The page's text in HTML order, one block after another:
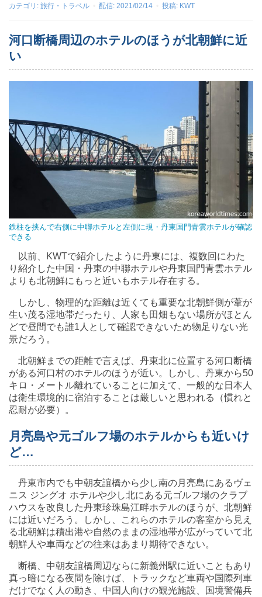
カテゴリ: 旅行・トラベル 配信: 2021/02/14 投稿: KWT
河口断橋周辺のホテルのほうが北朝鮮に近
い
鉄柱を挟んで右側に中聯ホテルと左側に現・丹東国門青雲ホテルが確認
できる
以前、KWTで紹介したように丹東には、複数回にわた
り紹介した中国・丹東の中聯ホテルや丹東国門青雲ホテル
よりも北朝鮮にもっと近いもホテル存在する。
しかし、物理的な距離は近くても重要な北朝鮮側が葦が
生い茂る湿地帯だったり、人家も田畑もない場所がほとん
どで昼間でも誰1人として確認できないため物足りない光
景だろう。
北朝鮮までの距離で言えば、丹東北に位置する河口断橋
がある河口村のホテルのほうが近い。しかし、丹東から50
キロ・メートル離れていることに加えて、一般的な日本人
は衛生環境的に宿泊することは厳しいと思われる（慣れと
忍耐が必要）。
月亮島や元ゴルフ場のホテルからも近いけ
ど…
丹東市内でも中朝友誼橋から少し南の月亮島にあるヴェ
ニス ジングオ ホテルや少し北にある元ゴルフ場のクラブ
ハウスを改良した丹東珍珠島江畔ホテルのほうが、北朝鮮
には近いだろう。しかし、これらのホテルの客室から見え
る北朝鮮は積出港や自然のままの湿地帯が広がっていて北
朝鮮人や車両などの往来はあまり期待できない。
断橋、中朝友誼橋周辺ならに新義州駅に近いこともあり
真っ暗になる夜間を除けば、トラックなど車両や国際列車
だけでなく人の動き、中国人向けの観光施設、国境警備兵